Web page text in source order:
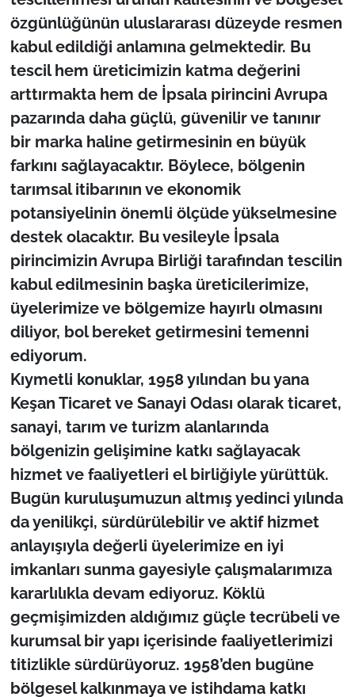
özgünlüğünün uluslararası düzeyde resmen
kabul edildiği anlamına gelmektedir. Bu
tescil hem üreticimizin katma değerini
arttırmakta hem de İpsala pirincini Avrupa
pazarında daha güçlü, güvenilir ve tanınır
bir marka haline getirmesinin en büyük
farkını sağlayacaktır. Böylece, bölgenin
tarımsal itibarının ve ekonomik
potansiyelinin önemli ölçüde yükselmesine
destek olacaktır. Bu vesileyle İpsala
pirincimizin Avrupa Birliği tarafından tescilin
kabul edilmesinin başka üreticilerimize,
üyelerimize ve bölgemize hayırlı olmasını
diliyor, bol bereket getirmesini temenni
ediyorum.
Kıymetli konuklar, 1958 yılından bu yana
Keşan Ticaret ve Sanayi Odası olarak ticaret,
sanayi, tarım ve turizm alanlarında
bölgenizin gelişimine katkı sağlayacak
hizmet ve faaliyetleri el birliğiyle yürüttük.
Bugün kuruluşumuzun altmış yedinci yılında
da yenilikçi, sürdürülebilir ve aktif hizmet
anlayışıyla değerli üyelerimize en iyi
imkanları sunma gayesiyle çalışmalarımıza
kararlılıkla devam ediyoruz. Köklü
geçmişimizden aldığımız güçle tecrübeli ve
kurumsal bir yapı içerisinde faaliyetlerimizi
titizlikle sürdürüyoruz. 1958’den bugüne
bölgesel kalkınmaya ve istihdama katkı